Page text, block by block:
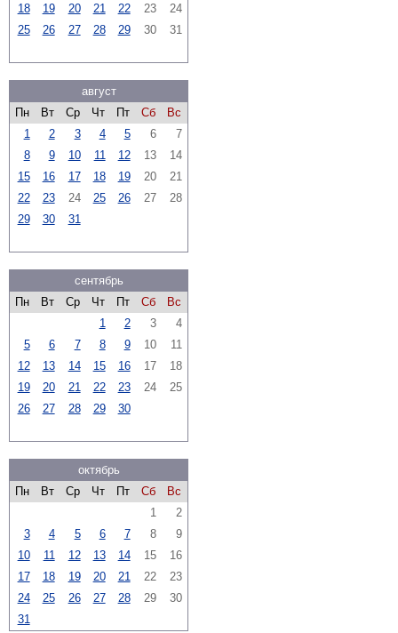
18
19 20 21 22 23
24
25
26 27 28 29 30 31
август
Пн
Вт Ср Чт Пт Сб
Вс
1
2 3 4 5 6
7
8
9 10 11 12 13
14
15
16 17 18 19 20
21
22
23 24 25 26 27
28
29
30 31
сентябрь
Пн
Вт Ср Чт Пт Сб
Вс
1
2 3
4
5
6 7 8 9 10
11
12
13 14 15 16 17
18
19
20 21 22 23 24
25
26
27 28 29 30
октябрь
Пн
Вт Ср Чт Пт Сб
Вс
1
2
3
4 5 6 7 8
9
10
11 12 13 14 15
16
17
18 19 20 21 22
23
24
25 26 27 28 29
30
31